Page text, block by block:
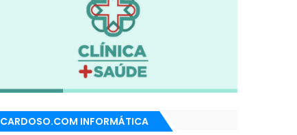
CARDOSO.COM INFORMÁTICA